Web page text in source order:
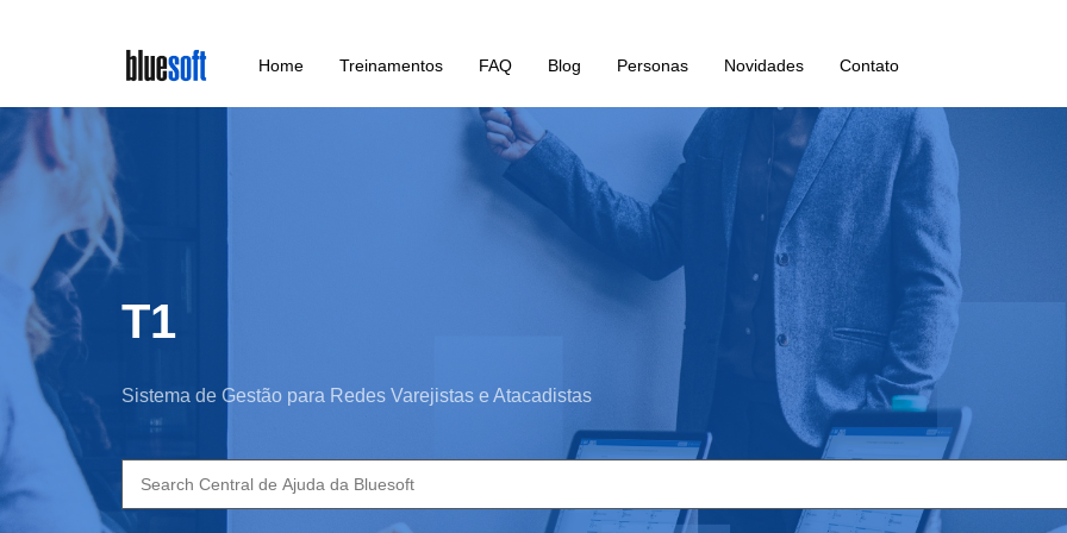
main
content
Home Treinamentos FAQ Blog Personas Novidades Contato
T1
Sistema de Gestão para Redes Varejistas e Atacadistas
Search
for: